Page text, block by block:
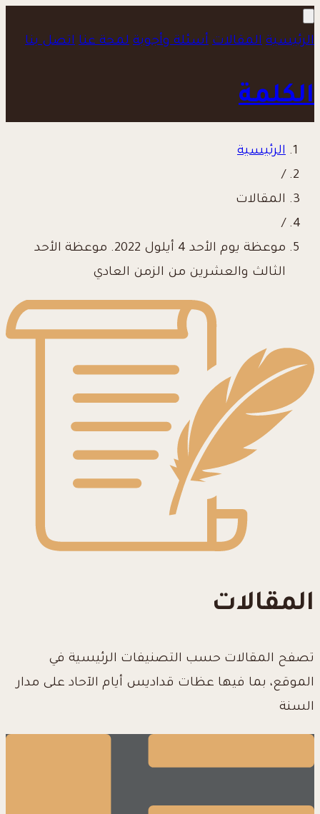
الرئيسية المقالات أسئلة وأجوبة لمحة عنا اتصل بنا
الكلمة
الرئيسية
/
المقالات
/
موعظة يوم الأحد 4 أيلول 2022. موعظة الأحد
الثالث والعشرين من الزمن العادي
المقالات
تصفح المقالات حسب التصنيفات الرئيسية في
الموقع، بما فيها عظات قداديس أيام الآحاد على مدار
السنة